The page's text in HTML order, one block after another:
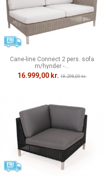
Cane-line Connect 2 pers. sofa
m/hynder -...
16.999,00 kr. 18.298,00 kr.